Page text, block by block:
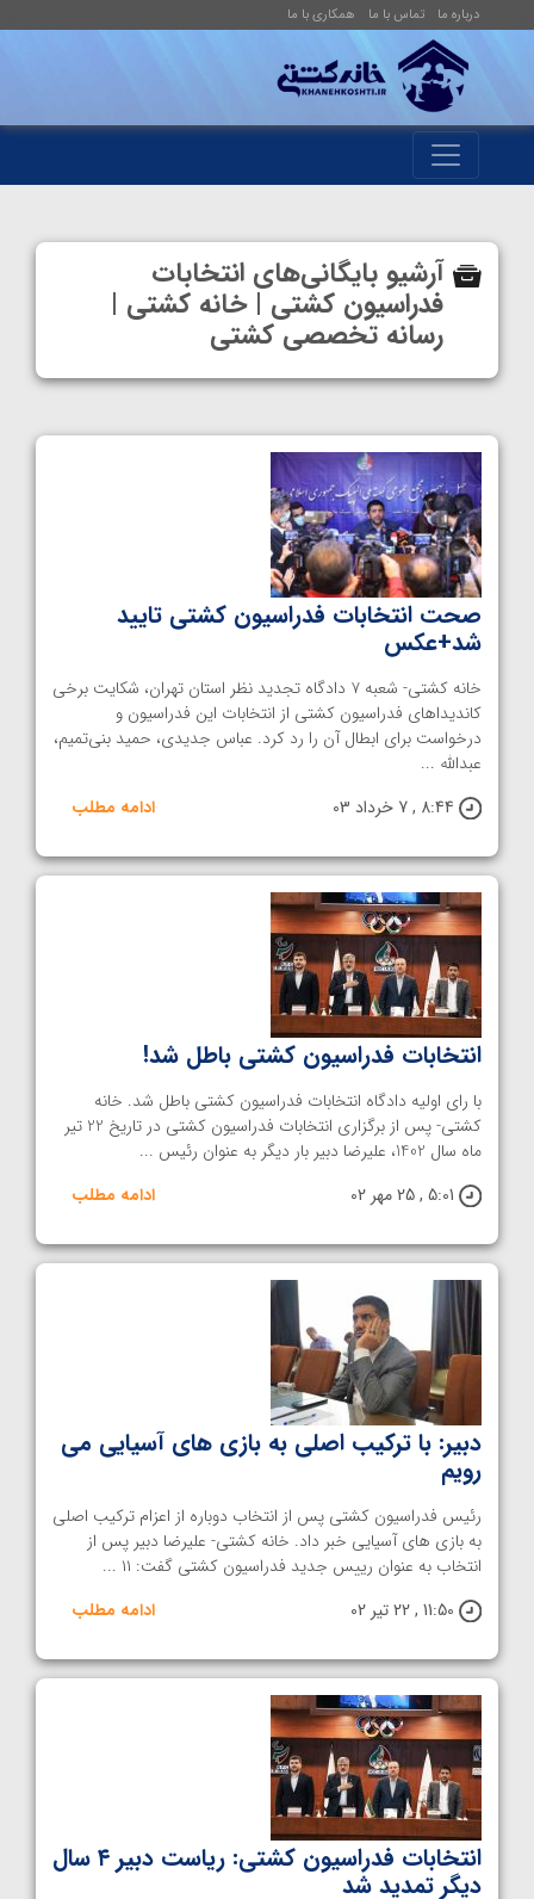
درباره ما تماس با ما همکاری با ما
آرشیو بایگانی‌های انتخابات
فدراسیون کشتی | خانه کشتی |
رسانه تخصصی کشتی
صحت انتخابات فدراسیون کشتی تایید
شد+عکس
خانه کشتی- شعبه ۷ دادگاه تجدید نظر استان تهران، شکایت برخی
کاندیداهای فدراسیون کشتی از انتخابات این فدراسیون و
درخواست برای ابطال آن را رد کرد. عباس جدیدی، حمید بنی‌تمیم،
عبدالله ...
8:44 , 7 خرداد 03
ادامه مطلب
انتخابات فدراسیون کشتی باطل شد!
با رای اولیه دادگاه انتخابات فدراسیون کشتی باطل شد. خانه
کشتی- پس از برگزاری انتخابات فدراسیون کشتی در تاریخ 22 تیر
ماه سال 1402، علیرضا دبیر بار دیگر به عنوان رئیس ...
5:01 , 25 مهر 02
ادامه مطلب
دبیر: با ترکیب اصلی به بازی های آسیایی می
رویم
رئیس فدراسیون کشتی پس از انتخاب دوباره از اعزام ترکیب اصلی
به بازی های آسیایی خبر داد. خانه کشتی- علیرضا دبیر پس از
انتخاب به عنوان رییس جدید فدراسیون کشتی گفت: ۱۱ ...
11:50 , 22 تیر 02
ادامه مطلب
انتخابات فدراسیون کشتی: ریاست دبیر ۴ سال
دیگر تمدید شد